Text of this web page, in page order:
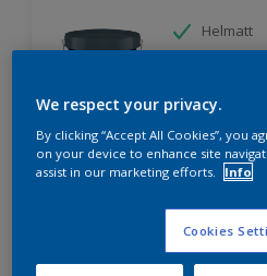
Helmatt
We respect your privacy.
By clicking “Accept All Cookies”, you
on your device to enhance site
assist in our marketing efforts.
Info
Cookies